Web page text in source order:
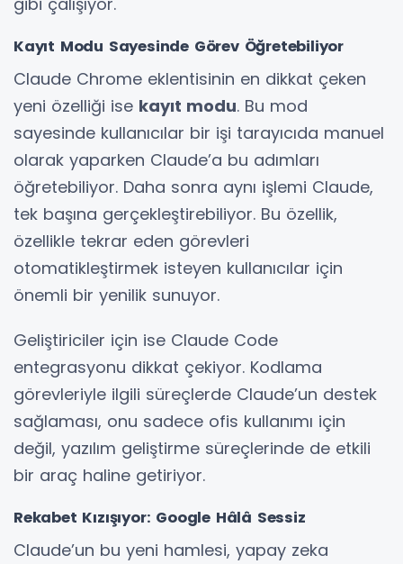
Kayıt Modu Sayesinde Görev Öğretebiliyor
Claude Chrome eklentisinin en dikkat çeken
yeni özelliği ise kayıt modu. Bu mod
sayesinde kullanıcılar bir işi tarayıcıda manuel
olarak yaparken Claude’a bu adımları
öğretebiliyor. Daha sonra aynı işlemi Claude,
tek başına gerçekleştirebiliyor. Bu özellik,
özellikle tekrar eden görevleri
otomatikleştirmek isteyen kullanıcılar için
önemli bir yenilik sunuyor.
Geliştiriciler için ise Claude Code
entegrasyonu dikkat çekiyor. Kodlama
görevleriyle ilgili süreçlerde Claude’un destek
sağlaması, onu sadece ofis kullanımı için
değil, yazılım geliştirme süreçlerinde de etkili
bir araç haline getiriyor.
Rekabet Kızışıyor: Google Hâlâ Sessiz
Claude’un bu yeni hamlesi, yapay zeka